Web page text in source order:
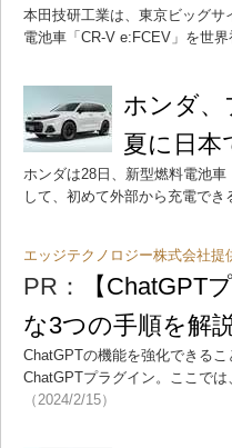
本田技研工業は、東京ビッグ
電池車「CR-V e:FCEV」を世
ホンダ
夏に日本
ホンダは28日、新型燃料電池
して、初めて外部から充電でき
エッジテクノロジー株式会社提
PR：
【ChatGPT
な3つの手順を解
ChatGPTの機能を強化できる
ChatGPTプラグイン。ここで
（2024/2/15）